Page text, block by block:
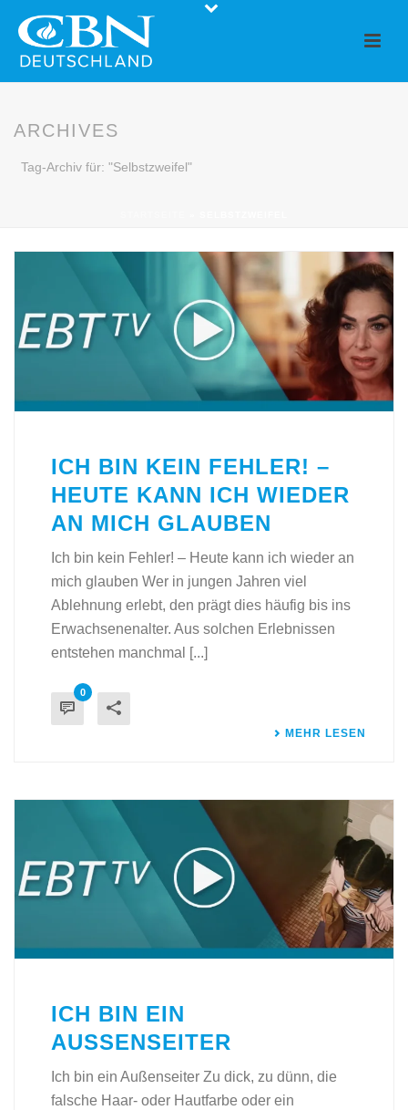
ARCHIVES
Tag-Archiv für: "Selbstzweifel"
ICH BIN KEIN FEHLER! –
HEUTE KANN ICH WIEDER
AN MICH GLAUBEN
Ich bin kein Fehler! – Heute kann ich wieder an
mich glauben Wer in jungen Jahren viel
Ablehnung erlebt, den prägt dies häufig bis ins
Erwachsenenalter. Aus solchen Erlebnissen
entstehen manchmal [...]
0
MEHR LESEN
ICH BIN EIN
AUSSENSEITER
Ich bin ein Außenseiter Zu dick, zu dünn, die
falsche Haar- oder Hautfarbe oder ein